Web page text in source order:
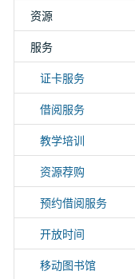
资源
服务
证卡服务
借阅服务
教学培训
资源荐购
预约借阅服务
开放时间
移动图书馆